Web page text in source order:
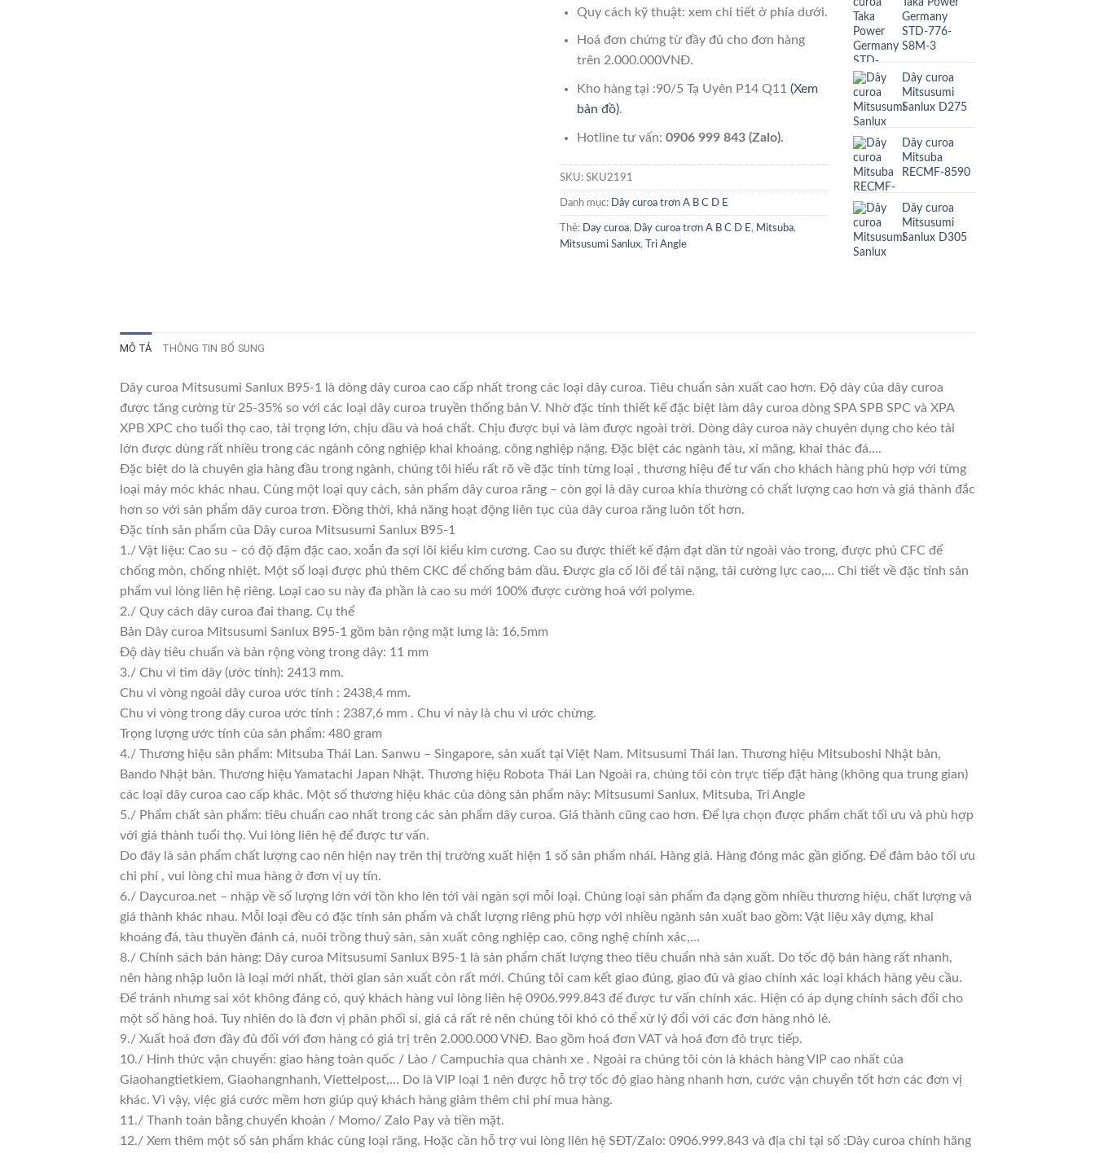
Quy cách kỹ thuật: xem chi tiết ở phía dưới.
Hoá đơn chứng từ đầy đủ cho đơn hàng
trên 2.000.000VNĐ.
Kho hàng tại :90/5 Tạ Uyên P14 Q11 (Xem
bản đồ).
Hotline tư vấn: 0906 999 843 (Zalo).
SKU: SKU2191
Danh mục: Dây curoa trơn A B C D E
Thẻ: Day curoa, Dây curoa trơn A B C D E , Mitsuba,
Mitsusumi Sanlux, Tri Angle
Germany
STD-776-
S8M-3
Dây curoa
Mitsusumi
Sanlux D275
Dây curoa
Mitsuba
RECMF-8590
Dây curoa
Mitsusumi
Sanlux D305
MÔ TẢ THÔNG TIN BỔ SUNG
Dây curoa Mitsusumi Sanlux B95-1 là dòng dây curoa cao cấp nhất trong các loại dây curoa. Tiêu chuẩn sản xuất cao hơn. Độ dày của dây curoa
được tăng cường từ 25-35% so với các loại dây curoa truyền thống bản V. Nhờ đặc tính thiết kế đặc biệt làm dây curoa dòng SPA SPB SPC và XPA
XPB XPC cho tuổi thọ cao, tải trọng lớn, chịu dầu và hoá chất. Chịu được bụi và làm được ngoài trời. Dòng dây curoa này chuyên dụng cho kéo tải
lớn được dùng rất nhiều trong các ngành công nghiệp khai khoáng, công nghiệp nặng. Đặc biệt các ngành tàu, xi măng, khai thác đá….
Đặc biệt do là chuyên gia hàng đầu trong ngành, chúng tôi hiểu rất rõ về đặc tính từng loại , thương hiệu để tư vấn cho khách hàng phù hợp với từng
loại máy móc khác nhau. Cùng một loại quy cách, sản phẩm dây curoa răng – còn gọi là dây curoa khía thường có chất lượng cao hơn và giá thành đắc
hơn so với sản phẩm dây curoa trơn. Đồng thời, khả năng hoạt động liên tục của dây curoa răng luôn tốt hơn.
Đặc tính sản phẩm của Dây curoa Mitsusumi Sanlux B95-1
1./ Vật liệu: Cao su – có độ đậm đặc cao, xoắn đa sợi lõi kiểu kim cương. Cao su được thiết kế đậm đạt dần từ ngoài vào trong, được phủ CFC để
chống mòn, chống nhiệt. Một số loại được phủ thêm CKC để chống bám dầu. Được gia cố lõi để tải nặng, tải cường lực cao,… Chi tiết về đặc tính sản
phẩm vui lòng liên hệ riêng. Loại cao su này đa phần là cao su mới 100% được cường hoá với polyme.
2./ Quy cách dây curoa đai thang. Cụ thể
Bản Dây curoa Mitsusumi Sanlux B95-1 gồm bản rộng mặt lưng là: 16,5mm
Độ dày tiêu chuẩn và bản rộng vòng trong dây: 11 mm
3./ Chu vi tim dây (ước tính): 2413 mm.
Chu vi vòng ngoài dây curoa ước tính : 2438,4 mm.
Chu vi vòng trong dây curoa ước tính : 2387,6 mm . Chu vi này là chu vi ước chừng.
Trọng lượng ước tính của sản phẩm: 480 gram
4./ Thương hiệu sản phẩm: Mitsuba Thái Lan. Sanwu – Singapore, sản xuất tại Việt Nam. Mitsusumi Thái lan. Thương hiệu Mitsuboshi Nhật bản,
Bando Nhật bản. Thương hiệu Yamatachi Japan Nhật. Thương hiệu Robota Thái Lan Ngoài ra, chúng tôi còn trực tiếp đặt hàng (không qua trung gian)
các loại dây curoa cao cấp khác. Một số thương hiệu khác của dòng sản phẩm này: Mitsusumi Sanlux, Mitsuba, Tri Angle
5./ Phẩm chất sản phẩm: tiêu chuẩn cao nhất trong các sản phẩm dây curoa. Giá thành cũng cao hơn. Để lựa chọn được phẩm chất tối ưu và phù hợp
với giá thành tuổi thọ. Vui lòng liên hệ để được tư vấn.
Do đây là sản phẩm chất lượng cao nên hiện nay trên thị trường xuất hiện 1 số sản phẩm nhái. Hàng giả. Hàng đóng mác gần giống. Để đảm bảo tối ưu
chi phí , vui lòng chỉ mua hàng ở đơn vị uy tín.
6./ Daycuroa.net – nhập về số lượng lớn với tồn kho lên tới vài ngàn sợi mỗi loại. Chủng loại sản phẩm đa dạng gồm nhiều thương hiệu, chất lượng và
giá thành khác nhau. Mỗi loại đều có đặc tính sản phẩm và chất lượng riêng phù hợp với nhiều ngành sản xuất bao gồm: Vật liệu xây dựng, khai
khoáng đá, tàu thuyền đánh cá, nuôi trồng thuỷ sản, sản xuất công nghiệp cao, công nghệ chính xác,…
8./ Chính sách bán hàng: Dây curoa Mitsusumi Sanlux B95-1 là sản phẩm chất lượng theo tiêu chuẩn nhà sản xuất. Do tốc độ bán hàng rất nhanh,
nên hàng nhập luôn là loại mới nhất, thời gian sản xuất còn rất mới. Chúng tôi cam kết giao đúng, giao đủ và giao chính xác loại khách hàng yêu cầu.
Để tránh nhưng sai xót không đáng có, quý khách hàng vui lòng liên hệ 0906.999.843 để được tư vấn chính xác. Hiện có áp dụng chính sách đổi cho
một số hàng hoá. Tuy nhiên do là đơn vị phân phối sỉ, giá cả rất rẻ nên chúng tôi khó có thể xử lý đổi với các đơn hàng nhỏ lẻ.
9./ Xuất hoá đơn đầy đủ đối với đơn hàng có giá trị trên 2.000.000 VNĐ. Bao gồm hoá đơn VAT và hoá đơn đỏ trực tiếp.
10./ Hình thức vận chuyển: giao hàng toàn quốc / Lào / Campuchia qua chành xe . Ngoài ra chúng tôi còn là khách hàng VIP cao nhất của
Giaohangtietkiem, Giaohangnhanh, Viettelpost,… Do là VIP loại 1 nên được hỗ trợ tốc độ giao hàng nhanh hơn, cước vận chuyển tốt hơn các đơn vị
khác. Vì vậy, việc giá cước mềm hơn giúp quý khách hàng giảm thêm chi phí mua hàng.
11./ Thanh toán bằng chuyển khoản / Momo/ Zalo Pay và tiền mặt.
12./ Xem thêm một số sản phẩm khác cùng loại răng. Hoặc cần hỗ trợ vui lòng liên hệ SĐT/Zalo: 0906.999.843 và địa chỉ tại số :Dây curoa chính hãng